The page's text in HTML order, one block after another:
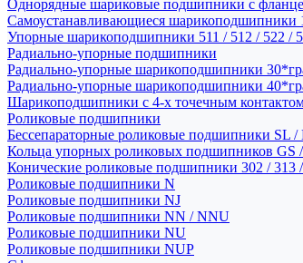
Однорядные шариковые подшипники с
Самоустанавливающиеся шарикоподшипники
Упорные шарикоподшипники 511 / 512 / 522 /
Радиально-упорные подшипники
Радиально-упорные шарикоподшипники
Радиально-упорные шарикоподшипники
Шарикоподшипники с 4-х точечным
Роликовые подшипники
Бессепараторные роликовые подшипники SL
Кольца упорных роликовых подшипников GS
Конические роликовые подшипники 302 / 313
Роликовые подшипники N
Роликовые подшипники NJ
Роликовые подшипники NN / NNU
Роликовые подшипники NU
Роликовые подшипники NUP